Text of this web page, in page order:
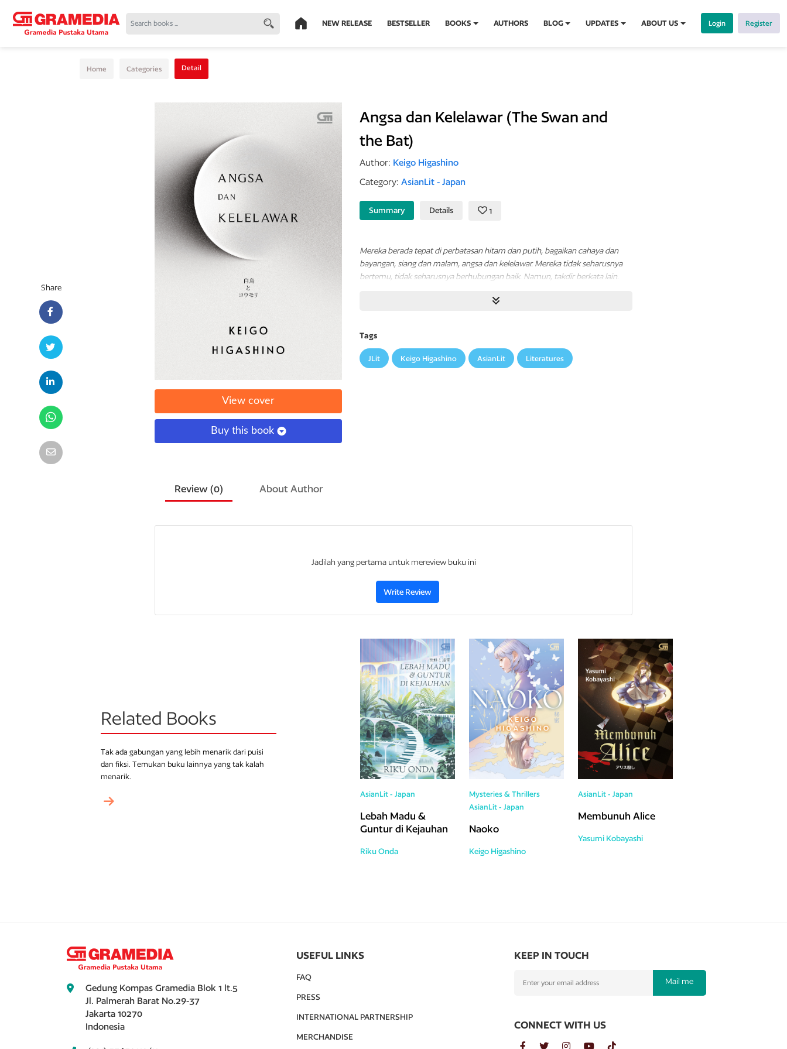
NEW RELEASE BESTSELLER BOOKS AUTHORS BLOG UPDATES ABOUT US Login Register
Share
Home Categories Detail
View cover
Buy this book
Angsa dan Kelelawar (The Swan and
the Bat)
Author: Keigo Higashino
Category: AsianLit - Japan
Summary Details 1
Mereka berada tepat di perbatasan hitam dan putih, bagaikan cahaya dan
bayangan, siang dan malam, angsa dan kelelawar.Mereka tidak seharusnya
bertemu, tidak seharusnya berhubungan baik. Namun, takdir berkata lain.
Dalam semalam, hidup Shiraishi Mirei dan Kuraki Kazuma berubah.
Shiraishi Kensuke ditemukan tewas ditikam dalam mobil. Mengingat
profesinya sebagai pengacara, mungkin saja ada orang yang mendendam
Tags
JLit Keigo Higashino AsianLit Literatures
Review (0) About Author
Jadilah yang pertama untuk mereview buku ini
Write Review
Related Books
Tak ada gabungan yang lebih menarik dari puisi
dan fiksi. Temukan buku lainnya yang tak kalah
menarik.
AsianLit - Japan
Lebah Madu &
Guntur di Kejauhan
Riku Onda
Mysteries & Thrillers
AsianLit - Japan
Naoko
Keigo Higashino
AsianLit - Japan
Membunuh Alice
Yasumi Kobayashi
Gedung Kompas Gramedia Blok 1 lt.5
Jl. Palmerah Barat No.29-37
Jakarta 10270
Indonesia
USEFUL LINKS
FAQ
PRESS
INTERNATIONAL PARTNERSHIP
MERCHANDISE
KEEP IN TOUCH
Mail me
CONNECT WITH US